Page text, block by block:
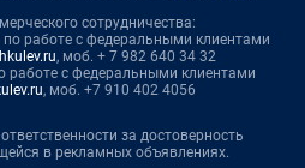
сотрудничества:
работе с федеральными клиентами
, моб. + 7 982 640 34 32
работе с федеральными клиентами
, моб. +7 910 402 4056
за достоверность
в рекламных объявлениях.